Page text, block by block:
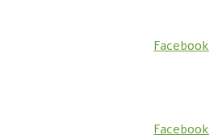
Facebook
Facebook